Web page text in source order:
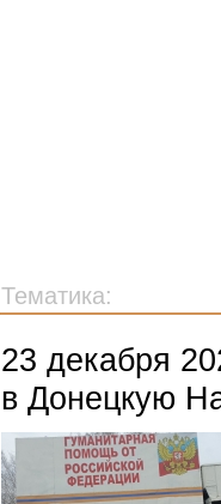
Тематика:
23 декабря
в Донецкую